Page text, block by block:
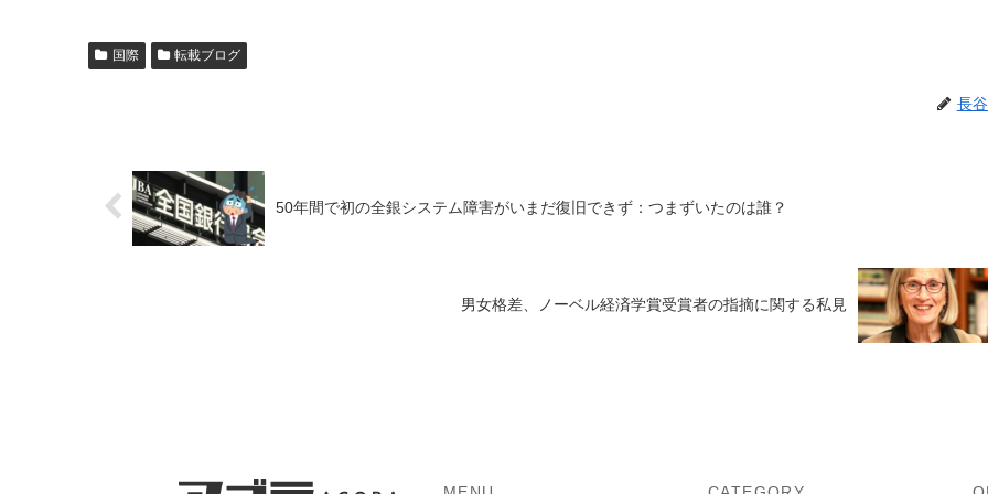
国際 転載ブログ
長
50年間で初の全銀システム障害がいまだ復旧できず：つまずいたのは誰？
男女格差、ノーベル経済学賞受賞者の指摘に関する私見